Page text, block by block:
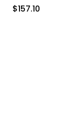
$157.10